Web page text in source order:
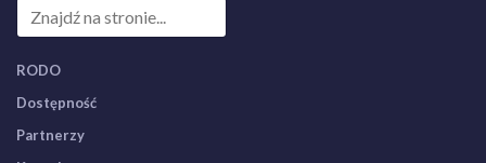
RODO
Dostępność
Partnerzy